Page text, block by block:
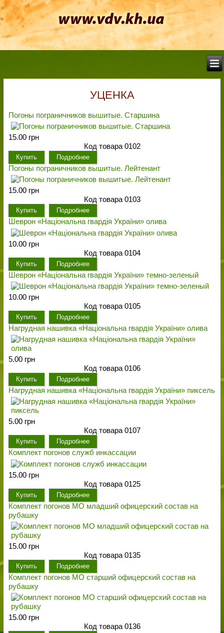
УЦЕНКА
Погоны пограничников вышитые. Старшина
15.00 грн
Код товара 0102
Купить Подробнее
Погоны пограничников вышитые. Лейтенант
15.00 грн
Код товара 0103
Купить Подробнее
Шеврон «Національна гвардія України» олива
10.00 грн
Код товара 0104
Купить Подробнее
Шеврон «Національна гвардія України» темно-зеленый
10.00 грн
Код товара 0105
Купить Подробнее
Нагрудная нашивка «Національна гвардія України» олива
5.00 грн
Код товара 0106
Купить Подробнее
Нагрудная нашивка «Національна гвардія України» пиксель
5.00 грн
Код товара 0107
Купить Подробнее
Комплект погонов служб инкассации
15.00 грн
Код товара 0125
Купить Подробнее
Комплект погонов МО младший офицерский состав на
рубашку
15.00 грн
Код товара 0135
Купить Подробнее
Комплект погонов МО старший офицерский состав на
рубашку
15.00 грн
Код товара 0136